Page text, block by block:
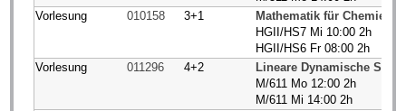
Vorlesung
010158 3+1
Mathematik für
HGII/HS7 Mi 10:00 2h
HGII/HS6 Fr 08:00 2h
Vorlesung
011296 4+2
Lineare Dynamische
M/611 Mo 12:00 2h
M/611 Mi 14:00 2h